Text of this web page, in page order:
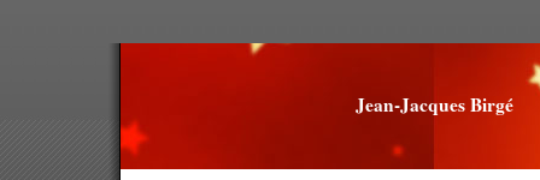
Jean-Jacques Birgé